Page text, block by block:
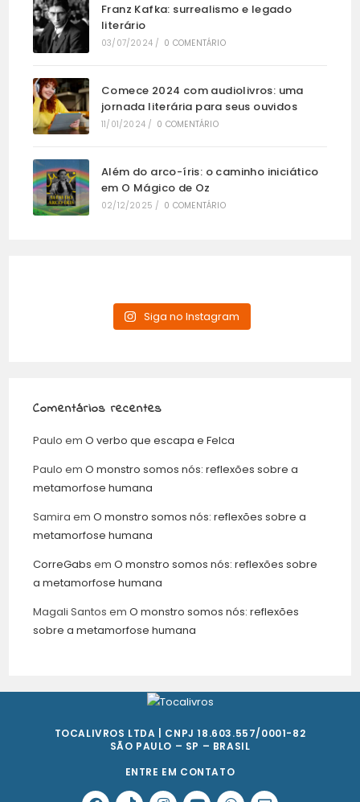
Franz Kafka: surrealismo e legado
literário
03/07/2024 / 0 COMENTÁRIO
Comece 2024 com audiolivros: uma
jornada literária para seus ouvidos
11/01/2024 / 0 COMENTÁRIO
Além do arco-íris: o caminho iniciático
em O Mágico de Oz
02/12/2025 / 0 COMENTÁRIO
Siga no Instagram
Comentários recentes
Paulo emO verbo que escapa e Felca
Paulo emO monstro somos nós: reflexões sobre a
metamorfose humana
Samira emO monstro somos nós: reflexões sobre a
metamorfose humana
CorreGabs emO monstro somos nós: reflexões sobre
a metamorfose humana
Magali Santos emO monstro somos nós: reflexões
sobre a metamorfose humana
TOCALIVROS LTDA | CNPJ 18.603.557/0001-82
SÃO PAULO – SP – BRASIL
ENTRE EM CONTATO